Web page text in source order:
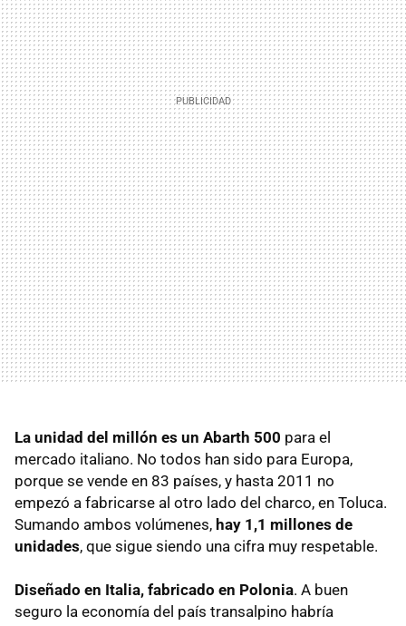
La unidad del millón es un Abarth 500 para el
mercado italiano. No todos han sido para Europa,
porque se vende en 83 países, y hasta 2011 no
empezó a fabricarse al otro lado del charco, en Toluca.
Sumando ambos volúmenes, hay 1,1 millones de
unidades, que sigue siendo una cifra muy respetable.
Diseñado en Italia, fabricado en Polonia. A buen
seguro la economía del país transalpino habría